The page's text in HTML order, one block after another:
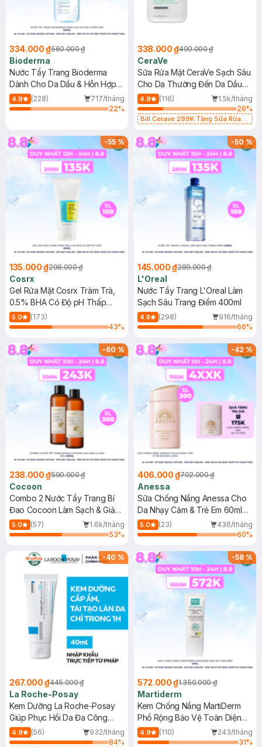
334.000 ₫560.000 ₫
Bioderma
Nước Tẩy Trang Bioderma
Dành Cho Da Dầu & Hỗn Hợp
500ml
4.9 (228)
717/tháng
22%
338.000 ₫490.000 ₫
CeraVe
Sữa Rửa Mặt CeraVe Sạch Sâu
Cho Da Thường Đến Da Dầu
473ml
4.9 (116)
1.5k/tháng
26%
Bill Cerave 299K Tặng Sữa Rửa
-55%
135.000 ₫298.000 ₫
Cosrx
Gel Rửa Mặt Cosrx Tràm Trà,
0.5% BHA Có Độ pH Thấp
150ml
5.0
(173)
43%
-50%
145.000 ₫289.000 ₫
L'Oreal
Nước Tẩy Trang L'Oreal Làm
Sạch Sâu Trang Điểm 400ml
4.8 (298)
916/tháng
66%
-60%
238.000 ₫590.000 ₫
Cocoon
Combo 2 Nước Tẩy Trang Bí
Đao Cocoon Làm Sạch & Giảm
Dầu 500ml
5.0 (57)
1.6k/tháng
53%
-42%
406.000 ₫702.000 ₫
Anessa
Sữa Chống Nắng Anessa Cho
Da Nhạy Cảm & Trẻ Em 60ml
(Mới)
5.0 (23)
436/tháng
60%
-40 %
267.000 ₫445.000 ₫
La Roche-Posay
Kem Dưỡng La Roche-Posay
Giúp Phục Hồi Da Đa Công
Dụng 40ml
4.9 (56)
932/tháng
84%
-58%
572.000 ₫1.350.000 ₫
Martiderm
Kem Chống Nắng MartiDerm
Phổ Rộng Bảo Vệ Toàn Diện
40ml
4.9 (110)
243/tháng
31%